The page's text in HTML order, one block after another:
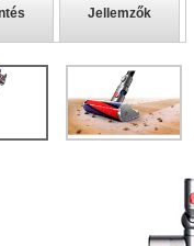
Jellemzők